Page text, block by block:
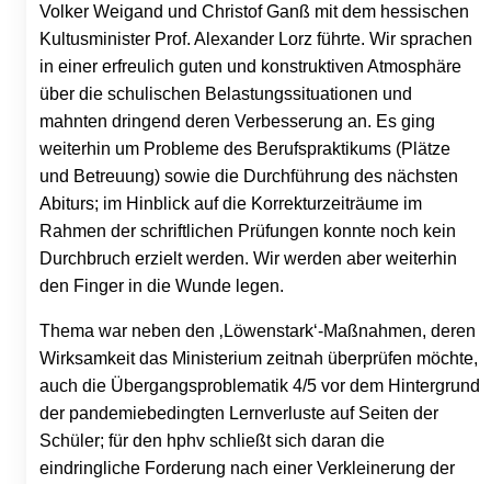
Volker Weigand und Christof Ganß mit dem hessischen
Kultusminister Prof. Alexander Lorz führte. Wir sprachen
in einer erfreulich guten und konstruktiven Atmosphäre
über die schulischen Belastungssituationen und
mahnten dringend deren Verbesserung an. Es ging
weiterhin um Probleme des Berufspraktikums (Plätze
und Betreuung) sowie die Durchführung des nächsten
Abiturs; im Hinblick auf die Korrekturzeiträume im
Rahmen der schriftlichen Prüfungen konnte noch kein
Durchbruch erzielt werden. Wir werden aber weiterhin
den Finger in die Wunde legen.
Thema war neben den ‚Löwenstark‘-Maßnahmen, deren
Wirksamkeit das Ministerium zeitnah überprüfen möchte,
auch die Übergangsproblematik 4/5 vor dem Hintergrund
der pandemiebedingten Lernverluste auf Seiten der
Schüler; für den hphv schließt sich daran die
eindringliche Forderung nach einer Verkleinerung der